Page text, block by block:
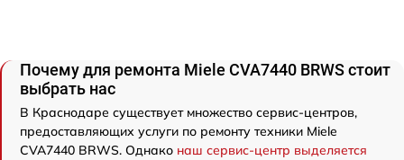
Почему для ремонта Miele CVA7440 BRWS стоит
выбрать нас
В Краснодаре существует множество сервис-центров,
предоставляющих услуги по ремонту техники Miele
CVA7440 BRWS. Однако наш сервис-центр выделяется